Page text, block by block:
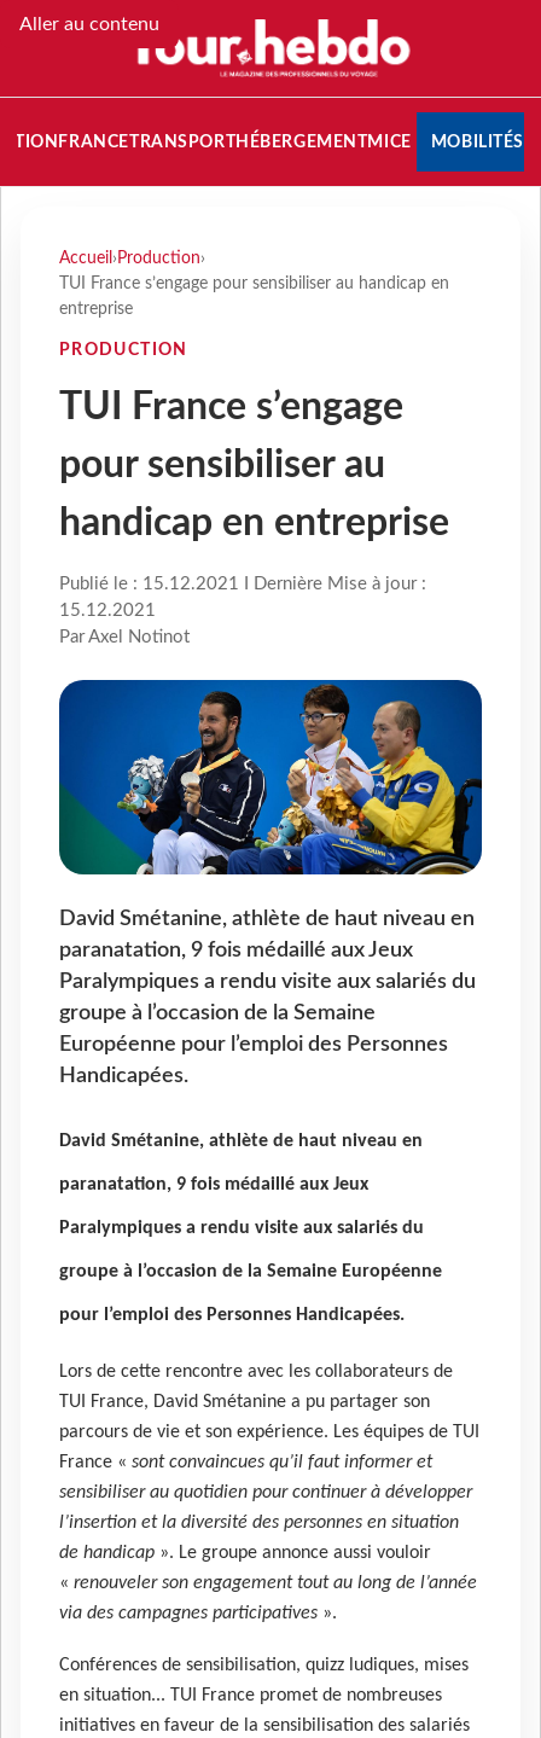
Aller au contenu
FRANCETRANSPORT HÉBERGEMENTMICE MOBILITÉS
Accueil › Production›
TUI France s’engage pour sensibiliser au handicap en
entreprise
PRODUCTION
TUI France s’engage
pour sensibiliser au
handicap en entreprise
Publié le : 15.12.2021 I Dernière Mise à jour :
15.12.2021
Par Axel Notinot
David Smétanine, athlète de haut niveau en
paranatation, 9 fois médaillé aux Jeux
Paralympiques a rendu visite aux salariés du
groupe à l’occasion de la Semaine
Européenne pour l’emploi des Personnes
Handicapées.
David Smétanine, athlète de haut niveau en
paranatation, 9 fois médaillé aux Jeux
Paralympiques a rendu visite aux salariés du
groupe à l’occasion de la Semaine Européenne
pour l’emploi des Personnes Handicapées.
Lors de cette rencontre avec les collaborateurs de
TUI France, David Smétanine a pu partager son
parcours de vie et son expérience. Les équipes de TUI
France « sont convaincues qu’il faut informer et
sensibiliser au quotidien pour continuer à développer
l’insertion et la diversité des personnes en situation
de handicap ». Le groupe annonce aussi vouloir
« renouveler son engagement tout au long de l’année
via des campagnes participatives ».
Conférences de sensibilisation, quizz ludiques, mises
en situation... TUI France promet de nombreuses
initiatives en faveur de la sensibilisation des salariés